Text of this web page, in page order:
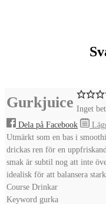
Gurkjuice Inget
Dela på Facebook
Utmärkt som en bas i
drickas ren för en
smak är subtil nog att inte
idealisk för att balansera
Course Drinkar
Keyword gurka